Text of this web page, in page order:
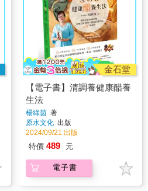
金石堂
【電子書】清調養健康醋養
生法
楊綠茵 著
原水文化 出版
2024/09/21 出版
特價 489 元
電子書